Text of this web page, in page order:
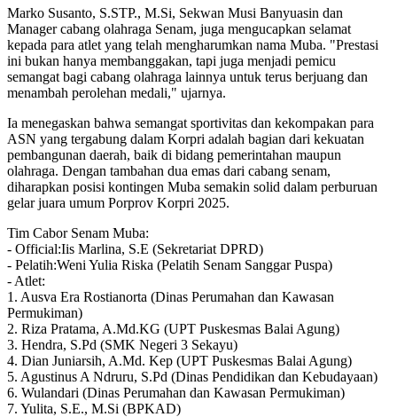
Marko Susanto, S.STP., M.Si, Sekwan Musi Banyuasin dan
Manager cabang olahraga Senam, juga mengucapkan selamat
kepada para atlet yang telah mengharumkan nama Muba. "Prestasi
ini bukan hanya membanggakan, tapi juga menjadi pemicu
semangat bagi cabang olahraga lainnya untuk terus berjuang dan
menambah perolehan medali," ujarnya.
Ia menegaskan bahwa semangat sportivitas dan kekompakan para
ASN yang tergabung dalam Korpri adalah bagian dari kekuatan
pembangunan daerah, baik di bidang pemerintahan maupun
olahraga. Dengan tambahan dua emas dari cabang senam,
diharapkan posisi kontingen Muba semakin solid dalam perburuan
gelar juara umum Porprov Korpri 2025.
Tim Cabor Senam Muba:
- Official:Iis Marlina, S.E (Sekretariat DPRD)
- Pelatih:Weni Yulia Riska (Pelatih Senam Sanggar Puspa)
- Atlet:
1. Ausva Era Rostianorta (Dinas Perumahan dan Kawasan
Permukiman)
2. Riza Pratama, A.Md.KG (UPT Puskesmas Balai Agung)
3. Hendra, S.Pd (SMK Negeri 3 Sekayu)
4. Dian Juniarsih, A.Md. Kep (UPT Puskesmas Balai Agung)
5. Agustinus A Ndruru, S.Pd (Dinas Pendidikan dan Kebudayaan)
6. Wulandari (Dinas Perumahan dan Kawasan Permukiman)
7. Yulita, S.E., M.Si (BPKAD)